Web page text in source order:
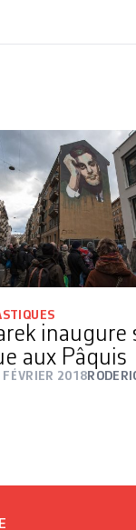
inaugure
aux Pâquis
FÉVRIER 2018